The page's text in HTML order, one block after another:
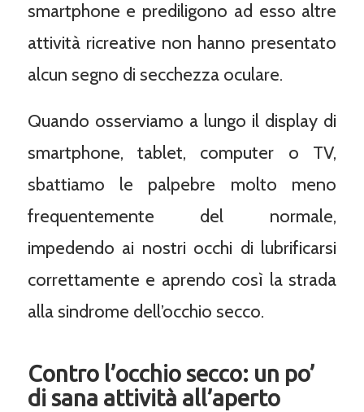
smartphone e prediligono ad esso altre
attività ricreative non hanno presentato
alcun segno di secchezza oculare.
Quando osserviamo a lungo il display di
smartphone, tablet, computer o TV,
sbattiamo le palpebre molto meno
frequentemente del normale,
impedendo ai nostri occhi di lubrificarsi
correttamente e aprendo così la strada
alla sindrome dell’occhio secco.
Contro l’occhio secco: un po’
di sana attività all’aperto